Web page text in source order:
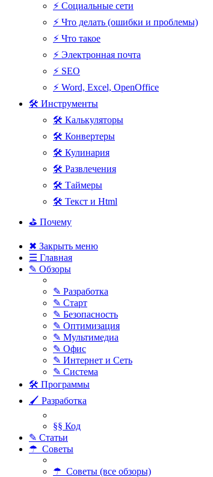
⚡ Социальные сети
⚡ Что делать (ошибки и проблемы)
⚡ Что такое
⚡ Электронная почта
⚡ SEO
⚡ Word, Excel, OpenOffice
🛠 Инструменты
🛠 Калькуляторы
🛠 Конвертеры
🛠 Кулинария
🛠 Развлечения
🛠 Таймеры
🛠 Текст и Html
⛳ Почему
✖ Закрыть меню
☰ Главная
✎ Обзоры
✎ Разработка
✎ Старт
✎ Безопасность
✎ Оптимизация
✎ Мультимедиа
✎ Офис
✎ Интернет и Сеть
✎ Система
🛠 Программы
🖌 Разработка
§§ Код
✎ Статьи
☂ Советы
☂ Советы (все обзоры)